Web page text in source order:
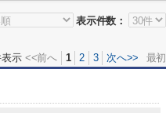
表示件数：
示 <<前へ 1 2 3 次へ>> 最初